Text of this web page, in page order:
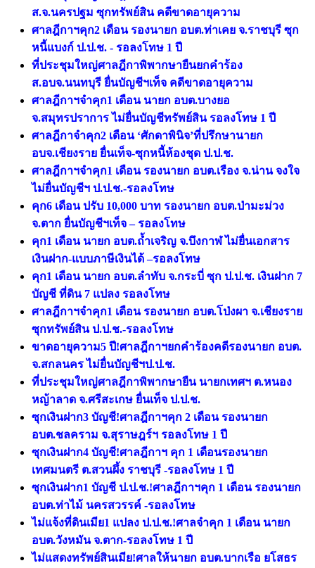
ส.จ.นครปฐม ซุกทรัพย์สิน คดีขาดอายุความ
ศาลฎีกาฯคุก2 เดือน รองนายก อบต.ท่าเคย จ.ราชบุรี ซุก
หนี้แบงก์ ป.ป.ช. - รอลงโทษ 1 ปี
ที่ประชุมใหญ่ศาลฎีกาพิพากษายืนยกคำร้อง
ส.อบจ.นนทบุรี ยื่นบัญชีฯเท็จ คดีขาดอายุความ
ศาลฎีกาฯจำคุก1 เดือน นายก อบต.บางยอ
จ.สมุทรปราการ ไม่ยื่นบัญชีทรัพย์สิน รอลงโทษ 1 ปี
ศาลฎีกาจำคุก2 เดือน ‘ศักดาพินิจ’ที่ปรึกษานายก
อบจ.เชียงราย ยื่นเท็จ-ซุกหนี้ห้องชุด ป.ป.ช.
ศาลฎีกาฯจำคุก1 เดือน รองนายก อบต.เรือง จ.น่าน จงใจ
ไม่ยื่นบัญชีฯ ป.ป.ช.-รอลงโทษ
คุก6 เดือน ปรับ 10,000 บาท รองนายก อบต.ป่ามะม่วง
จ.ตาก ยื่นบัญชีฯเท็จ – รอลงโทษ
คุก1 เดือน นายก อบต.ถ้ำเจริญ จ.บึงกาฬ ไม่ยื่นเอกสาร
เงินฝาก-แบบภาษีเงินได้ –รอลงโทษ
คุก1 เดือน นายก อบต.ลำทับ จ.กระบี่ ซุก ป.ป.ช. เงินฝาก 7
บัญชี ที่ดิน 7 แปลง รอลงโทษ
ศาลฎีกาฯจำคุก1 เดือน รองนายก อบต.โป่งผา จ.เชียงราย
ซุกทรัพย์สิน ป.ป.ช.-รอลงโทษ
ขาดอายุความ5 ปี!ศาลฎีกาฯยกคำร้องคดีรองนายก อบต.
จ.สกลนคร ไม่ยื่นบัญชีฯป.ป.ช.
ที่ประชุมใหญ่ศาลฎีกาพิพากษายืน นายกเทศฯ ต.หนอง
หญ้าลาด จ.ศรีสะเกษ ยื่นเท็จ ป.ป.ช.
ซุกเงินฝาก3 บัญชี!ศาลฎีกาฯคุก 2 เดือน รองนายก
อบต.ชลคราม จ.สุราษฎร์ฯ รอลงโทษ 1 ปี
ซุกเงินฝาก4 บัญชี!ศาลฎีกาฯ คุก 1 เดือนรองนายก
เทศมนตรี ต.สวนผึ้ง ราชบุรี -รอลงโทษ 1 ปี
ซุกเงินฝาก1 บัญชี ป.ป.ช.!ศาลฎีกาฯคุก 1 เดือน รองนายก
อบต.ท่าไม้ นครสวรรค์ -รอลงโทษ
ไม่แจ้งที่ดินเมีย1 แปลง ป.ป.ช.!ศาลจำคุก 1 เดือน นายก
อบต.วังหมัน จ.ตาก-รอลงโทษ 1 ปี
ไม่แสดงทรัพย์สินเมีย!ศาลให้นายก อบต.บากเรือ ยโสธร